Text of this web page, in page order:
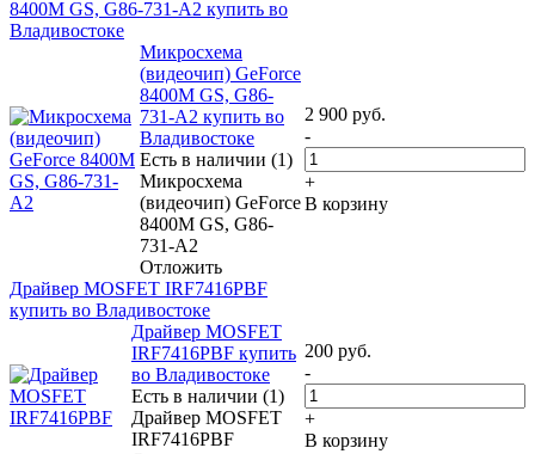
8400M GS, G86-731-A2 купить во
Владивостоке
Микросхема
(видеочип) GeForce
8400M GS, G86-
731-A2 купить во
Владивостоке
Есть в наличии (1)
Микросхема
(видеочип) GeForce
8400M GS, G86-
731-A2
Отложить
2 900 руб.
-
+
В корзину
Драйвер MOSFET IRF7416PBF
купить во Владивостоке
Драйвер MOSFET
IRF7416PBF купить
во Владивостоке
Есть в наличии (1)
Драйвер MOSFET
IRF7416PBF
200 руб.
-
+
В корзину